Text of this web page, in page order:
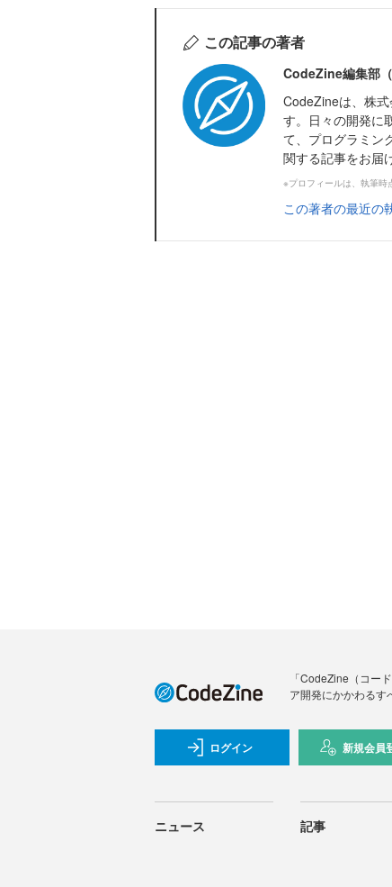
この記事の著者
CodeZine編集部
CodeZineは、株
す。日々の開発に
て、プログラミン
関する記事をお届
※プロフィールは、執筆時
この著者の最近の
「CodeZine（コー
ア開発にかかわるす
ログイン 新規会員
ニュース 記事